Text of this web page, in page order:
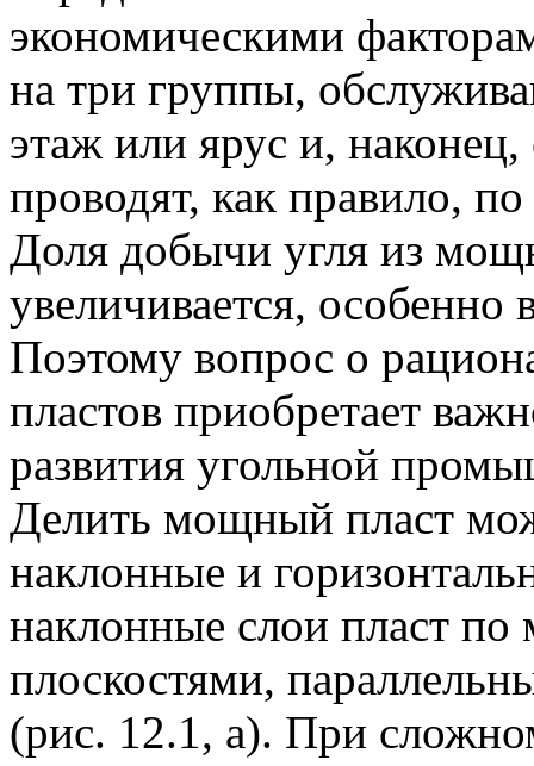
экономическими
на три группы,
этаж или ярус и,
проводят, как правило,
Доля добычи угля из
увеличивается, особенно
Поэтому вопрос о
пластов приобретает
развития угольной
Делить мощный пласт
наклонные и
наклонные слои пласт по
плоскостями,
(рис. 12.1, а). При